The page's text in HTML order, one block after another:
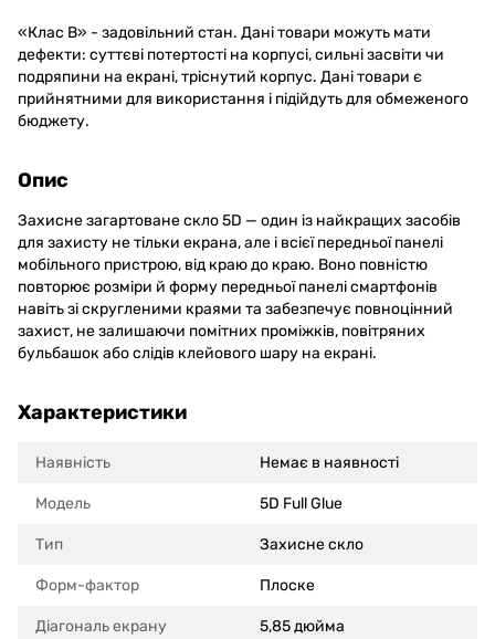
«Клас B» - задовільний стан. Дані товари можуть мати
дефекти: суттєві потертості на корпусі, сильні засвіти чи
подряпини на екрані, тріснутий корпус. Дані товари є
прийнятними для використання і підійдуть для обмеженого
бюджету.
Опис
Захисне загартоване скло 5D — один із найкращих засобів
для захисту не тільки екрана, але і всієї передньої панелі
мобільного пристрою, від краю до краю. Воно повністю
повторює розміри й форму передньої панелі смартфонів
навіть зі скругленими краями та забезпечує повноцінний
захист, не залишаючи помітних проміжків, повітряних
бульбашок або слідів клейового шару на екрані.
Характеристики
Наявність Немає в наявності
Модель 5D Full Glue
Тип Захисне скло
Форм-фактор Плоске
Діагональ екрану 5,85 дюйма